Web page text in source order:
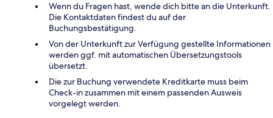
Wenn du Fragen hast, wende dich bitte an die Unterkunft.
Die Kontaktdaten findest du auf der
Buchungsbestätigung.
Von der Unterkunft zur Verfügung gestellte Informationen
werden ggf. mit automatischen Übersetzungstools
übersetzt.
Die zur Buchung verwendete Kreditkarte muss beim
Check-in zusammen mit einem passenden Ausweis
vorgelegt werden.